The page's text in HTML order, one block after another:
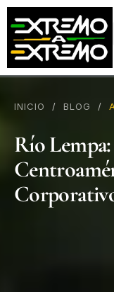
contenido
INICIO / BLOG /
Río